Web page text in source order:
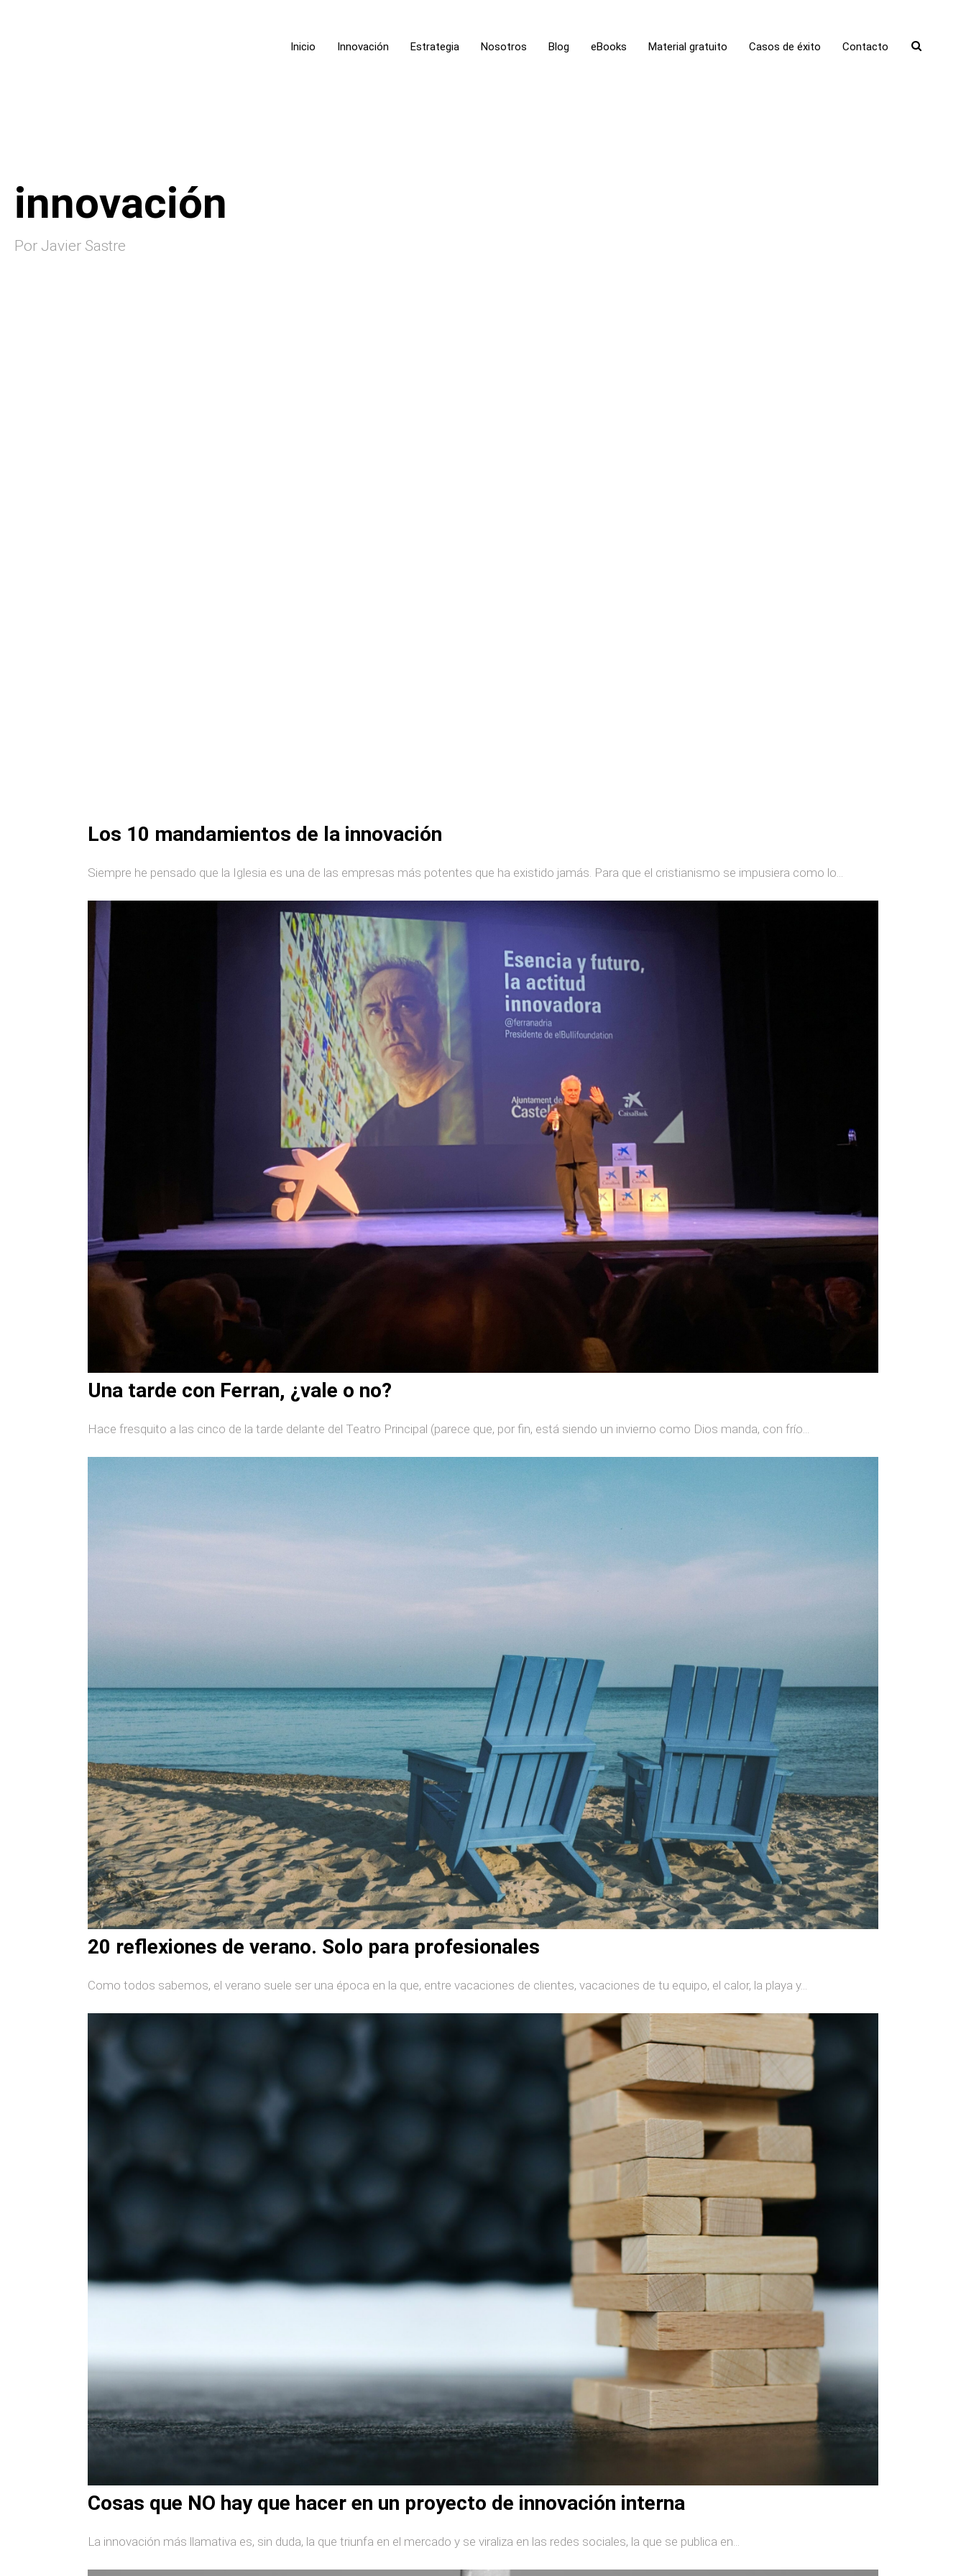
Inicio Innovación Estrategia Nosotros Blog eBooks Material gratuito Casos de éxito Contacto
innovación
Por Javier Sastre
Los 10 mandamientos de la innovación
Siempre he pensado que la Iglesia es una de las empresas más potentes que ha existido jamás. Para que el cristianismo se impusiera como lo...
Una tarde con Ferran, ¿vale o no?
Hace fresquito a las cinco de la tarde delante del Teatro Principal (parece que, por fin, está siendo un invierno como Dios manda, con frío...
20 reflexiones de verano. Solo para profesionales
Como todos sabemos, el verano suele ser una época en la que, entre vacaciones de clientes, vacaciones de tu equipo, el calor, la playa y...
Cosas que NO hay que hacer en un proyecto de innovación interna
La innovación más llamativa es, sin duda, la que triunfa en el mercado y se viraliza en las redes sociales, la que se publica en...